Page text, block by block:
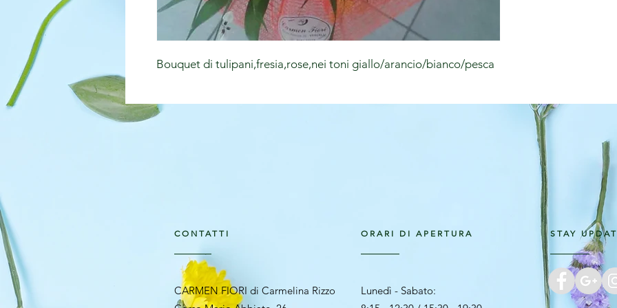
Bouquet di tulipani,fresia,rose,nei toni giallo/arancio/bianco/pesca
CONTATTI
CARMEN FIORI di Carmelina Rizzo
ORARI DI APERTURA
Lunedì - Sabato:
STAY